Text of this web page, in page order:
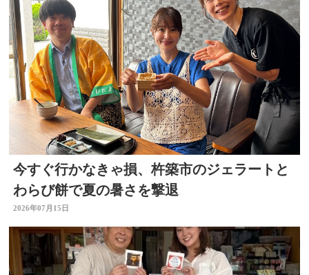
今すぐ行かなきゃ損、杵築市のジェラートと
わらび餅で夏の暑さを撃退
2026年07月15日